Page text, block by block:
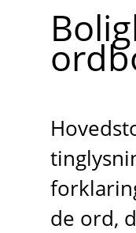
de ord,